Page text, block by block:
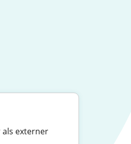
als externer